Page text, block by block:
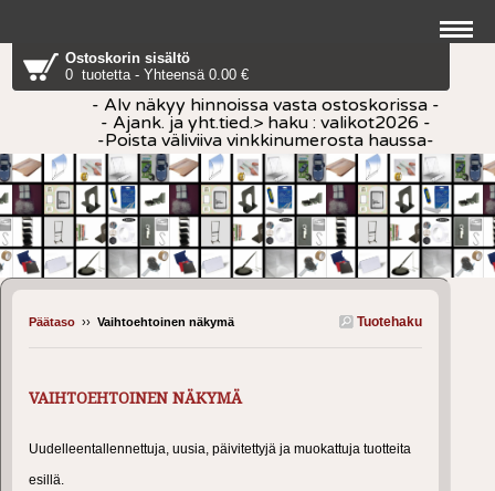
Ostoskorin sisältö
0 tuotetta - Yhteensä 0.00 €
- Alv näkyy hinnoissa vasta ostoskorissa -
- Ajank. ja yht.tied.> haku : valikot2026 -
-Poista väliviiva vinkkinumerosta haussa-
Tuotehaku
Päätaso ›› Vaihtoehtoinen näkymä
VAIHTOEHTOINEN NÄKYMÄ
Uudelleentallennettuja, uusia, päivitettyjä ja muokattuja tuotteita
esillä.